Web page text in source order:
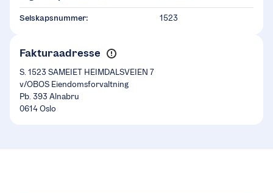
Selskapsnummer: 1523
Fakturaadresse
S. 1523 SAMEIET HEIMDALSVEIEN 7
v/OBOS Eiendomsforvaltning
Pb. 393 Alnabru
0614 Oslo